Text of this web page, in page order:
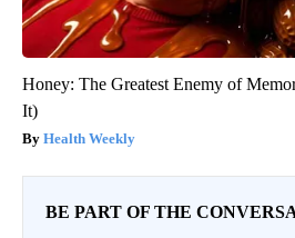
Honey: The Greatest Enemy of
It)
Health Weekly
BE PART OF THE